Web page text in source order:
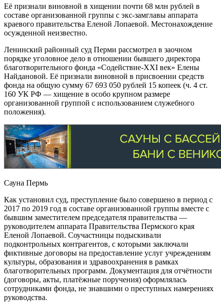
Её признали виновной в хищении почти 68 млн рублей в
составе организованной группы с экс-замглавы аппарата
краевого правительства Еленой Лопаевой. Местонахождение
осужденной неизвестно.
Ленинский районный суд Перми рассмотрел в заочном
порядке уголовное дело в отношении бывшего директора
благотворительного фонда «Содействие-XXI век» Елены
Найдановой. Её признали виновной в присвоении средств
фонда на общую сумму 67 693 050 рублей 15 копеек (ч. 4 ст.
160 УК РФ — хищение в особо крупном размере
организованной группой с использованием служебного
положения).
Сауна Пермь
Как установил суд, преступление было совершено в период с
2017 по 2019 год в составе организованной группы вместе с
бывшим заместителем председателя правительства —
руководителем аппарата Правительства Пермского края
Еленой Лопаевой. Соучастницы подыскивали
подконтрольных контрагентов, с которыми заключали
фиктивные договоры на предоставление услуг учреждениям
культуры, образования и здравоохранения в рамках
благотворительных программ. Документация для отчётности
(договоры, акты, платёжные поручения) оформлялась
сотрудниками фонда, не знавшими о преступных намерениях
руководства.